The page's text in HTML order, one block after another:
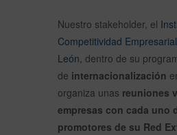
Nuestro stakeholder, el
Competitividad
León, dentro de su
de internacionalización
organiza unas reuniones
empresas con cada uno
promotores de su Red